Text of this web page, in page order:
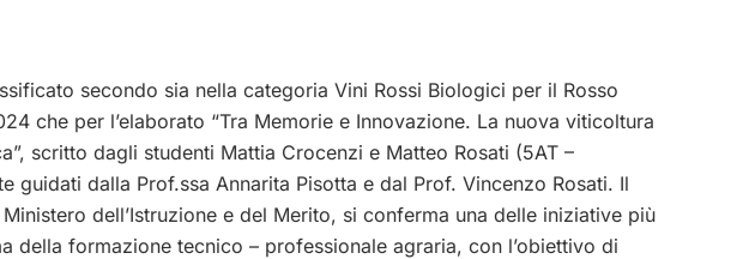
secondo sia nella categoria Vini Rossi Biologici per il Rosso
che per l’elaborato “Tra Memorie e Innovazione. La nuova viticoltura
scritto dagli studenti Mattia Crocenzi e Matteo Rosati (5AT –
guidati dalla Prof.ssa Annarita Pisotta e dal Prof. Vincenzo Rosati. Il
dell’Istruzione e del Merito, si conferma una delle iniziative più
della formazione tecnico – professionale agraria, con l’obiettivo di